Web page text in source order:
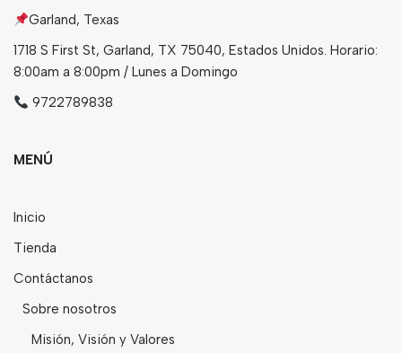
Garland, Texas
1718 S First St, Garland, TX 75040, Estados Unidos. Horario:
8:00am a 8:00pm / Lunes a Domingo
9722789838
MENÚ
Inicio
Tienda
Contáctanos
Sobre nosotros
Misión, Visión y Valores